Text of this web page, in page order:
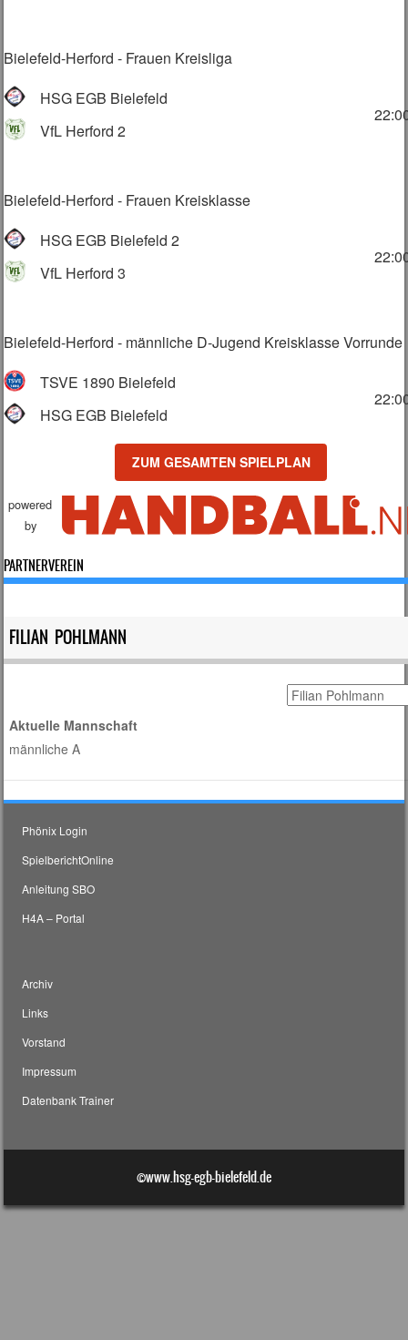
FILIAN POHLMANN
Aktuelle Mannschaft
männliche A
Bielefeld-Herford - Frauen Kreisliga
HSG EGB Bielefeld
VfL Herford 2
Bielefeld-Herford - Frauen Kreisklasse
HSG EGB Bielefeld 2
VfL Herford 3
Bielefeld-Herford - männliche D-Jugend Kreisklasse Vorrunde
TSVE 1890 Bielefeld
HSG EGB Bielefeld
ZUM GESAMTEN SPIELPLAN
powered
by
PARTNERVEREIN
Phönix Login
SpielberichtOnline
Anleitung SBO
H4A – Portal
Archiv
Links
Vorstand
Impressum
Datenbank Trainer
©www.hsg-egb-bielefeld.de